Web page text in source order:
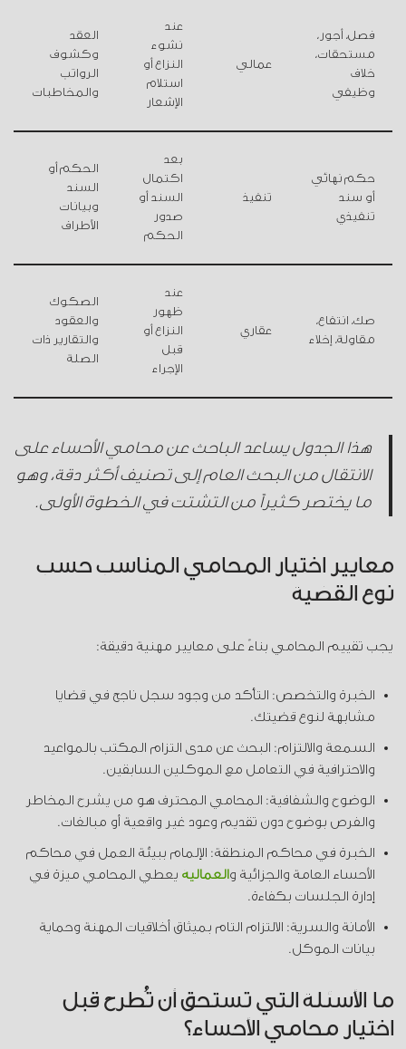
فصل، أجور،
مستحقات،
خلاف
وظيفي
عمالي
عند
نشوء
النزاع أو
استلام
الإشعار
العقد
وكشوف
الرواتب
والمخاطبات
حكم نهائي
أو سند
تنفيذي
تنفيذ
بعد
اكتمال
السند أو
صدور
الحكم
الحكم أو
السند
وبيانات
الأطراف
صك، انتفاع،
مقاولة، إخلاء
عقاري
عند
ظهور
النزاع أو
قبل
الإجراء
الصكوك
والعقود
والتقارير ذات
الصلة
هذا الجدول يساعد الباحث عن محامي الأحساء على
الانتقال من البحث العام إلى تصنيف أكثر دقة، وهو
ما يختصر كثيراً من التشتت في الخطوة الأولى.
معايير اختيار المحامي المناسب حسب
نوع القضية
يجب تقييم المحامي بناءً على معايير مهنية دقيقة:
الخبرة والتخصص: التأكد من وجود سجل ناجح في قضايا
مشابهة لنوع قضيتك.
السمعة والالتزام: البحث عن مدى التزام المكتب بالمواعيد
والاحترافية في التعامل مع الموكلين السابقين.
الوضوح والشفافية: المحامي المحترف هو من يشرح المخاطر
والفرص بوضوح دون تقديم وعود غير واقعية أو مبالغات.
الخبرة في محاكم المنطقة: الإلمام ببيئة العمل في محاكم
الأحساء العامة والجزائية و العمالية يعطي المحامي ميزة في
إدارة الجلسات بكفاءة.
الأمانة والسرية: الالتزام التام بميثاق أخلاقيات المهنة وحماية
بيانات الموكل.
ما الأسئلة التي تستحق أن تُطرح قبل
اختيار محامي الأحساء؟